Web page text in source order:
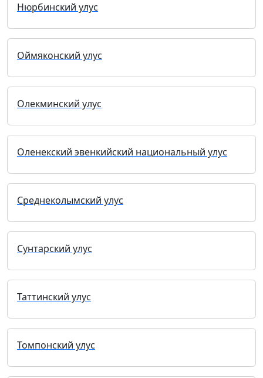
Нюрбинский улус
Оймяконский улус
Олекминский улус
Оленекский эвенкийский национальный улус
Среднеколымский улус
Сунтарский улус
Таттинский улус
Томпонский улус